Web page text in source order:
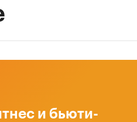
несколько лет)
хозяйственная
бумаги для
для
и бьюти-